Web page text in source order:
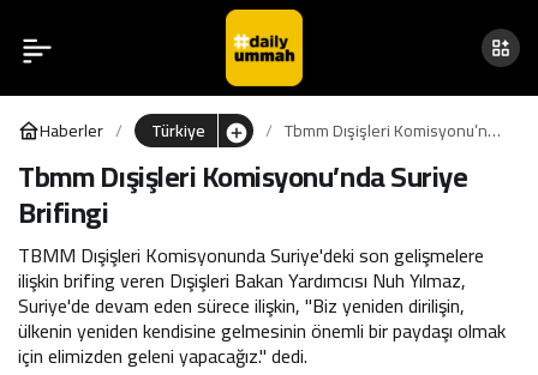
Haberler Türkiye
Tbmm Dışişleri Komisyonu’nda
Suriye Brifingi
Tbmm Dışişleri Komisyonu’nda Suriye
Brifingi
TBMM Dışişleri Komisyonunda Suriye'deki son gelişmelere
ilişkin brifing veren Dışişleri Bakan Yardımcısı Nuh Yılmaz,
Suriye'de devam eden sürece ilişkin, "Biz yeniden dirilişin,
ülkenin yeniden kendisine gelmesinin önemli bir paydaşı olmak
için elimizden geleni yapacağız." dedi.
Tbmm Dışişleri
Komisyonu’nda Suriye
Brifingi
0